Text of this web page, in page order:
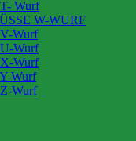
T- Wurf
W-WURF
V-Wurf
U-Wurf
X-Wurf
Wurf
Z-Wurf